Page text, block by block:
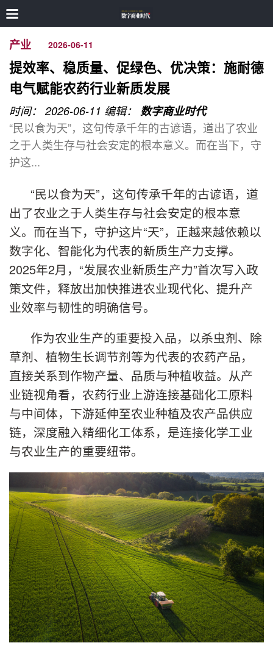
产业 2026-06-11
提效率、稳质量、促绿色、优决策：施耐德
电气赋能农药行业新质发展
时间： 2026-06-11 编辑： 数字商业时代
“民以食为天”，这句传承千年的古谚语，道出了农业
之于人类生存与社会安定的根本意义。而在当下，守
护这...
“民以食为天”，这句传承千年的古谚语，道
出了农业之于人类生存与社会安定的根本意
义。而在当下，守护这片“天”，正越来越依赖以
数字化、智能化为代表的新质生产力支撑。
2025年2月，“发展农业新质生产力”首次写入政
策文件，释放出加快推进农业现代化、提升产
业效率与韧性的明确信号。
作为农业生产的重要投入品，以杀虫剂、除
草剂、植物生长调节剂等为代表的农药产品，
直接关系到作物产量、品质与种植收益。从产
业链视角看，农药行业上游连接基础化工原料
与中间体，下游延伸至农业种植及农产品供应
链，深度融入精细化工体系，是连接化学工业
与农业生产的重要纽带。